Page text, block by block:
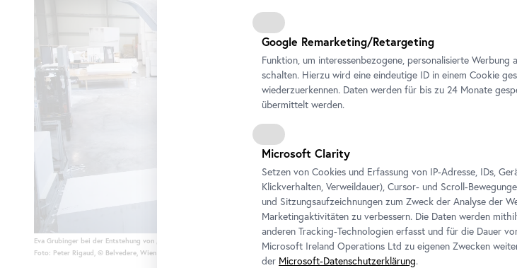
Eva Grubinger bei der Entstehung von „Malady of
Foto: Peter Rigaud, © Belvedere, Wien
Google Remarketing/Retargeting
Funktion, um interessenbezogene, personalisierte
schalten. Hierzu wird eine eindeutige ID in einem Cookie
wiederzuerkennen. Daten werden für bis zu 24 Monate
übermittelt werden.
Microsoft Clarity
Setzen von Cookies und Erfassung von IP-Adresse, IDs,
Klickverhalten, Verweildauer), Cursor- und Scroll-
und Sitzungsaufzeichnungen zum Zweck der Analyse der
Marketingaktivitäten zu verbessern. Die Daten werden
anderen Tracking-Technologien erfasst und für die Dauer
Microsoft Ireland Operations Ltd zu eigenen Zwecken
der Microsoft-Datenschutzerklärung.